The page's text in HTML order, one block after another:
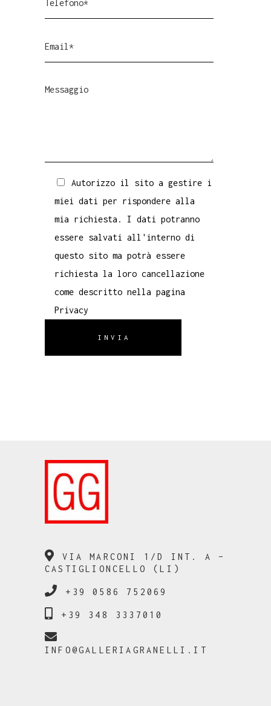
Autorizzo il sito a gestire i
miei dati per rispondere alla
mia richiesta. I dati potranno
essere salvati all'interno di
questo sito ma potrà essere
richiesta la loro cancellazione
come descritto nella pagina
Privacy
INVIA
VIA MARCONI 1/D INT. A –
CASTIGLIONCELLO (LI)
+39 0586 752069
+39 348 3337010
INFO@GALLERIAGRANELLI.IT